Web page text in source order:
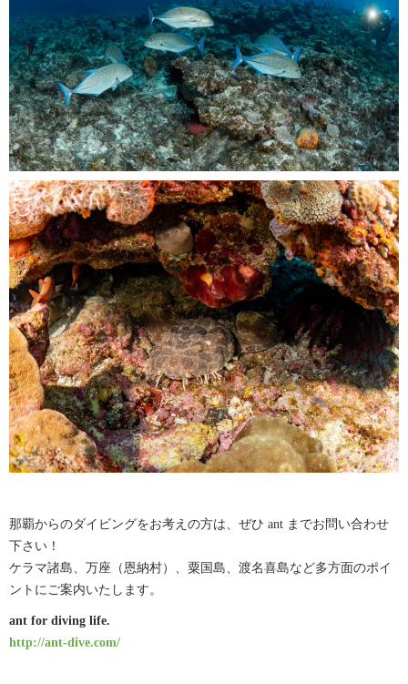
那覇からのダイビングをお考えの方は、ぜひ ant までお問い合わせ
下さい！
ケラマ諸島、万座（恩納村）、粟国島、渡名喜島など多方面のポイ
ントにご案内いたします。
ant for diving life.
http://ant-dive.com/